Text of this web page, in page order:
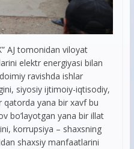
AJ tomonidan viloyat
elektr energiyasi bilan
ravishda ishlar
siyosiy ijtimoiy-iqtisodiy,
qatorda yana bir xavf bu
bo’layotgan yana bir illat
korrupsiya – shaxsning
shaxsiy manfaatlarini